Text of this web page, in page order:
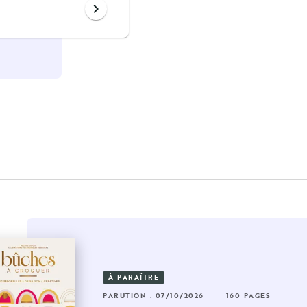
chevron_right
: 25/03/2026
160 PAGES
À PARAÎTRE
PARUTION : 07/10/2026
160 PAGES